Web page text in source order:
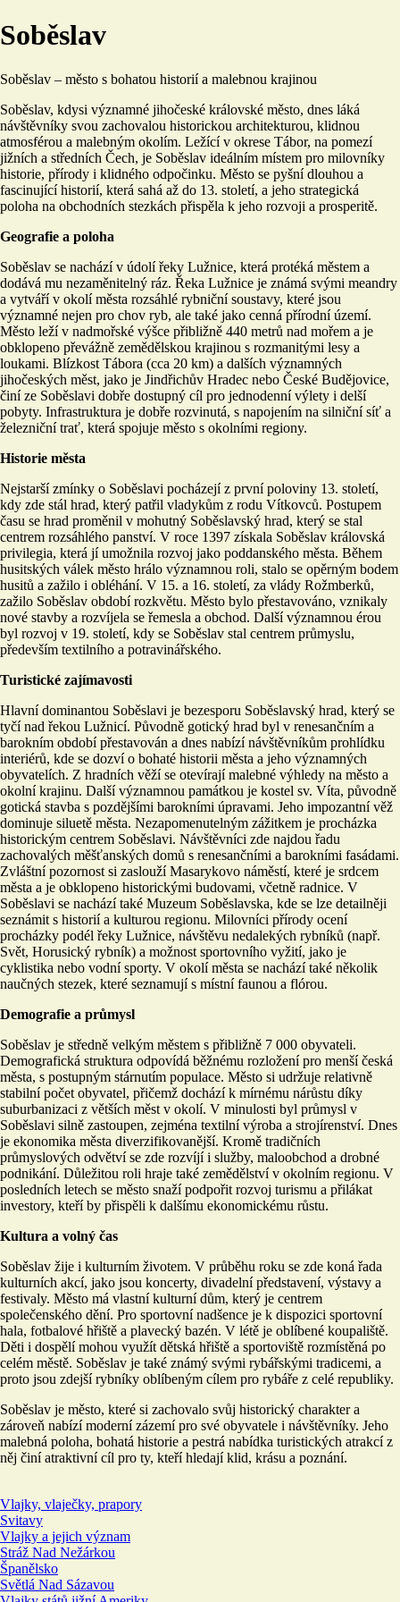
Soběslav
Soběslav – město s bohatou historií a malebnou krajinou
Soběslav, kdysi významné jihočeské královské město, dnes láká
návštěvníky svou zachovalou historickou architekturou, klidnou
atmosférou a malebným okolím. Ležící v okrese Tábor, na pomezí
jižních a středních Čech, je Soběslav ideálním místem pro milovníky
historie, přírody i klidného odpočinku. Město se pyšní dlouhou a
fascinující historií, která sahá až do 13. století, a jeho strategická
poloha na obchodních stezkách přispěla k jeho rozvoji a prosperitě.
Geografie a poloha
Soběslav se nachází v údolí řeky Lužnice, která protéká městem a
dodává mu nezaměnitelný ráz. Řeka Lužnice je známá svými meandry
a vytváří v okolí města rozsáhlé rybniční soustavy, které jsou
významné nejen pro chov ryb, ale také jako cenná přírodní území.
Město leží v nadmořské výšce přibližně 440 metrů nad mořem a je
obklopeno převážně zemědělskou krajinou s rozmanitými lesy a
loukami. Blízkost Tábora (cca 20 km) a dalších významných
jihočeských měst, jako je Jindřichův Hradec nebo České Budějovice,
činí ze Soběslavi dobře dostupný cíl pro jednodenní výlety i delší
pobyty. Infrastruktura je dobře rozvinutá, s napojením na silniční síť a
železniční trať, která spojuje město s okolními regiony.
Historie města
Nejstarší zmínky o Soběslavi pocházejí z první poloviny 13. století,
kdy zde stál hrad, který patřil vladykům z rodu Vítkovců. Postupem
času se hrad proměnil v mohutný Soběslavský hrad, který se stal
centrem rozsáhlého panství. V roce 1397 získala Soběslav královská
privilegia, která jí umožnila rozvoj jako poddanského města. Během
husitských válek město hrálo významnou roli, stalo se opěrným bodem
husitů a zažilo i obléhání. V 15. a 16. století, za vlády Rožmberků,
zažilo Soběslav období rozkvětu. Město bylo přestavováno, vznikaly
nové stavby a rozvíjela se řemesla a obchod. Další významnou érou
byl rozvoj v 19. století, kdy se Soběslav stal centrem průmyslu,
především textilního a potravinářského.
Turistické zajímavosti
Hlavní dominantou Soběslavi je bezesporu Soběslavský hrad, který se
tyčí nad řekou Lužnicí. Původně gotický hrad byl v renesančním a
barokním období přestavován a dnes nabízí návštěvníkům prohlídku
interiérů, kde se dozví o bohaté historii města a jeho významných
obyvatelích. Z hradních věží se otevírají malebné výhledy na město a
okolní krajinu. Další významnou památkou je kostel sv. Víta, původně
gotická stavba s pozdějšími barokními úpravami. Jeho impozantní věž
dominuje siluetě města. Nezapomenutelným zážitkem je procházka
historickým centrem Soběslavi. Návštěvníci zde najdou řadu
zachovalých měšťanských domů s renesančními a barokními fasádami.
Zvláštní pozornost si zaslouží Masarykovo náměstí, které je srdcem
města a je obklopeno historickými budovami, včetně radnice. V
Soběslavi se nachází také Muzeum Soběslavska, kde se lze detailněji
seznámit s historií a kulturou regionu. Milovníci přírody ocení
procházky podél řeky Lužnice, návštěvu nedalekých rybníků (např.
Svět, Horusický rybník) a možnost sportovního vyžití, jako je
cyklistika nebo vodní sporty. V okolí města se nachází také několik
naučných stezek, které seznamují s místní faunou a flórou.
Demografie a průmysl
Soběslav je středně velkým městem s přibližně 7 000 obyvateli.
Demografická struktura odpovídá běžnému rozložení pro menší česká
města, s postupným stárnutím populace. Město si udržuje relativně
stabilní počet obyvatel, přičemž dochází k mírnému nárůstu díky
suburbanizaci z větších měst v okolí. V minulosti byl průmysl v
Soběslavi silně zastoupen, zejména textilní výroba a strojírenství. Dnes
je ekonomika města diverzifikovanější. Kromě tradičních
průmyslových odvětví se zde rozvíjí i služby, maloobchod a drobné
podnikání. Důležitou roli hraje také zemědělství v okolním regionu. V
posledních letech se město snaží podpořit rozvoj turismu a přilákat
investory, kteří by přispěli k dalšímu ekonomickému růstu.
Kultura a volný čas
Soběslav žije i kulturním životem. V průběhu roku se zde koná řada
kulturních akcí, jako jsou koncerty, divadelní představení, výstavy a
festivaly. Město má vlastní kulturní dům, který je centrem
společenského dění. Pro sportovní nadšence je k dispozici sportovní
hala, fotbalové hřiště a plavecký bazén. V létě je oblíbené koupaliště.
Děti i dospělí mohou využít dětská hřiště a sportoviště rozmístěná po
celém městě. Soběslav je také známý svými rybářskými tradicemi, a
proto jsou zdejší rybníky oblíbeným cílem pro rybáře z celé republiky.
Soběslav je město, které si zachovalo svůj historický charakter a
zároveň nabízí moderní zázemí pro své obyvatele i návštěvníky. Jeho
malebná poloha, bohatá historie a pestrá nabídka turistických atrakcí z
něj činí atraktivní cíl pro ty, kteří hledají klid, krásu a poznání.
Vlajky, vlaječky, prapory
Svitavy
Vlajky a jejich význam
Stráž Nad Nežárkou
Španělsko
Světlá Nad Sázavou